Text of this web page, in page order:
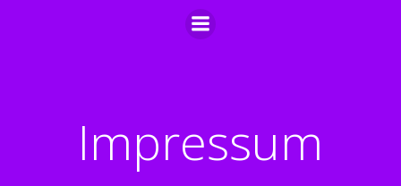
Zum
Inhalt
Impressum